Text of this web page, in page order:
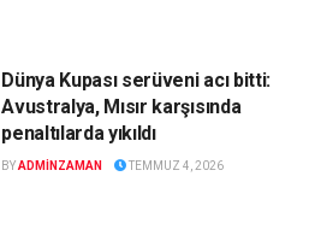
Dünya Kupası serüveni acı bitti:
Avustralya, Mısır karşısında
penaltılarda yıkıldı
BYADMINZAMAN TEMMUZ 4, 2026